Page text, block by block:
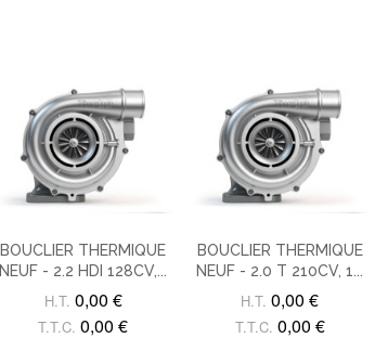
BOUCLIER THERMIQUE
NEUF - 2.2 HDI 128CV,...
H.T. 0,00 €
T.T.C. 0,00 €
BOUCLIER THERMIQUE
NEUF - 2.0 T 210CV, 1...
H.T. 0,00 €
T.T.C. 0,00 €